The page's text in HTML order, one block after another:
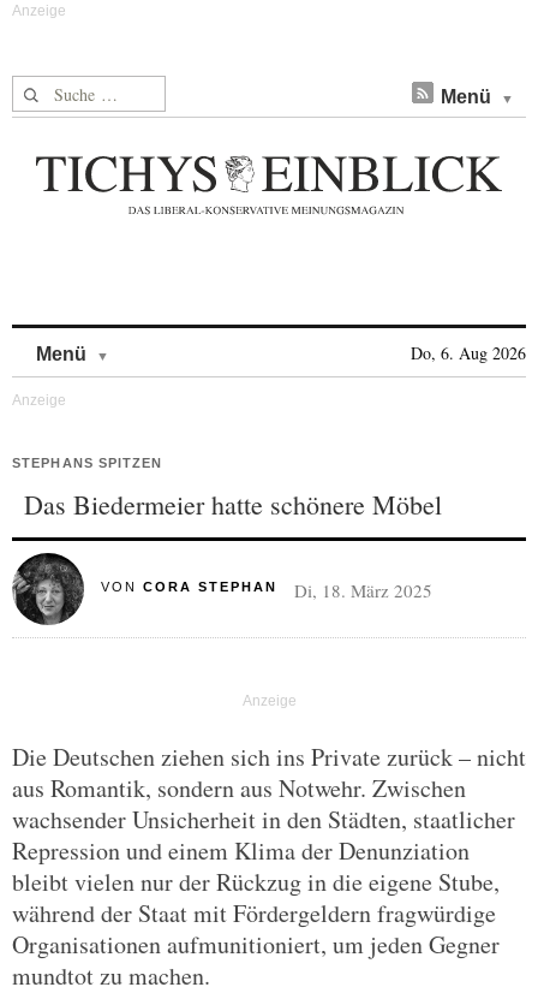
Suche nach: Menü
Menü Do, 6. Aug 2026
STEPHANS SPITZEN
Das Biedermeier hatte schönere Möbel
VON CORA STEPHAN Di, 18. März 2025
Die Deutschen ziehen sich ins Private zurück – nicht
aus Romantik, sondern aus Notwehr. Zwischen
wachsender Unsicherheit in den Städten, staatlicher
Repression und einem Klima der Denunziation
bleibt vielen nur der Rückzug in die eigene Stube,
während der Staat mit Fördergeldern fragwürdige
Organisationen aufmunitioniert, um jeden Gegner
mundtot zu machen.